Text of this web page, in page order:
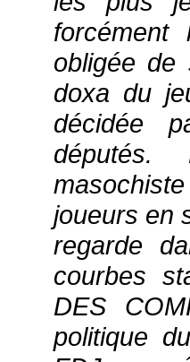
obligée de
doxa du
décidée
députés.
joueurs en
regarde
courbes
DES
politique